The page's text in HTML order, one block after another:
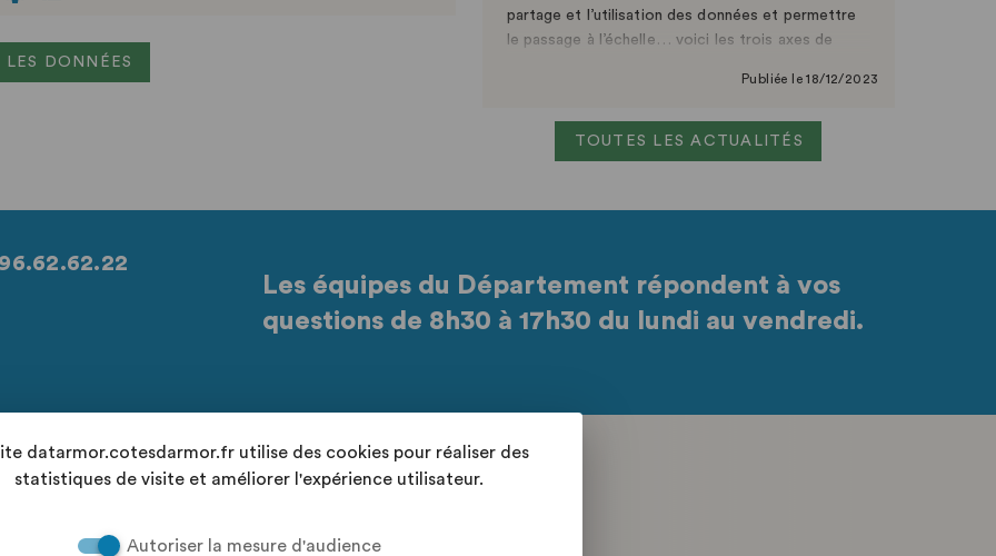
LES DONNÉES
partage et l’utilisation des données et permettre
le passage à l’échelle… voici les trois axes de
Publiée le 18/12/2023
TOUTES LES ACTUALITÉS
Les équipes du Département répondent à vos
questions de 8h30 à 17h30 du lundi au vendredi.
Retrouvez-nous sur les réseaux sociaux
datarmor.cotesdarmor.fr utilise des cookies pour réaliser des
statistiques de visite et améliorer l'expérience utilisateur.
Autoriser la mesure d'audience